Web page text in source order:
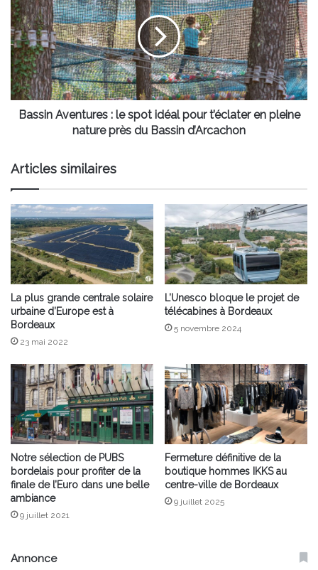
:
le
spot
idéal
pour
t’éclater
en
pleine
Bassin
d’Arcachon
Bassin Aventures : le spot idéal pour t’éclater en pleine
nature près du Bassin d’Arcachon
Articles similaires
La plus grande centrale solaire
urbaine d’Europe est à
Bordeaux
23 mai 2022
L’Unesco bloque le projet de
télécabines à Bordeaux
5 novembre 2024
Notre sélection de PUBS
bordelais pour profiter de la
finale de l’Euro dans une belle
ambiance
9 juillet 2021
Fermeture définitive de la
boutique hommes IKKS au
centre-ville de Bordeaux
9 juillet 2025
Annonce